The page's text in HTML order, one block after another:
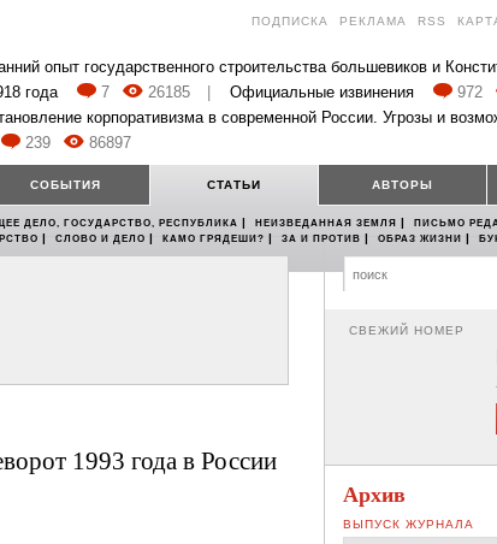
ПОДПИСКА РЕКЛАМА RSS
опыт государственного строительства большевиков и
года
7 26185 Официальные извинения 972
корпоративизма в современной России. Угрозы и
239
86897
СОБЫТИЯ СТАТЬИ АВТОРЫ
ДЕЛО, ГОСУДАРСТВО, РЕСПУБЛИКА | НЕИЗВЕДАННАЯ ЗЕМЛЯ | ПИСЬМО
| СЛОВО И ДЕЛО | КАМО ГРЯДЕШИ? | ЗА И ПРОТИВ | ОБРАЗ ЖИЗНИ |
1993 года в России
СВЕЖИЙ НОМЕР
Архив
ВЫПУСК ЖУРНАЛА